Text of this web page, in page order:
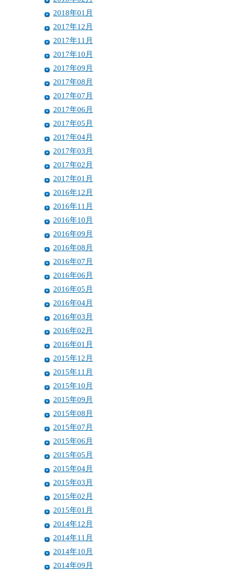
2018年01月
2017年12月
2017年11月
2017年10月
2017年09月
2017年08月
2017年07月
2017年06月
2017年05月
2017年04月
2017年03月
2017年02月
2017年01月
2016年12月
2016年11月
2016年10月
2016年09月
2016年08月
2016年07月
2016年06月
2016年05月
2016年04月
2016年03月
2016年02月
2016年01月
2015年12月
2015年11月
2015年10月
2015年09月
2015年08月
2015年07月
2015年06月
2015年05月
2015年04月
2015年03月
2015年02月
2015年01月
2014年12月
2014年11月
2014年10月
2014年09月